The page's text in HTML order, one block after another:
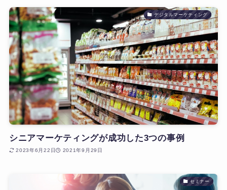
デジタルマーケティング
シニアマーケティングが成功した3つの事例
2023年6月22日 2021年9月29日
セミナー